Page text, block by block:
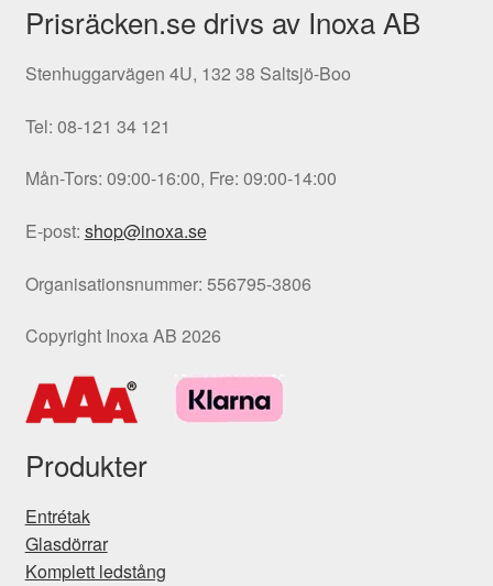
Prisräcken.se drivs av Inoxa AB
Stenhuggarvägen 4U, 132 38 Saltsjö-Boo
Tel: 08-121 34 121
Mån-Tors: 09:00-16:00, Fre: 09:00-14:00
E-post: shop@inoxa.se
Organisationsnummer: 556795-3806
Copyright Inoxa AB 2026
Produkter
Entrétak
Glasdörrar
Komplett ledstång